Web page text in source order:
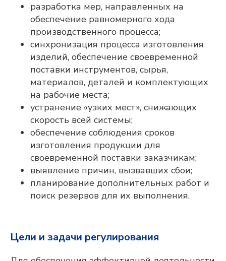
разработка мер, направленных на
обеспечение равномерного хода
производственного процесса;
синхронизация процесса изготовления
изделий, обеспечение своевременной
поставки инструментов, сырья,
материалов, деталей и комплектующих
на рабочие места;
устранение «узких мест», снижающих
скорость всей системы;
обеспечение соблюдения сроков
изготовления продукции для
своевременной поставки заказчикам;
выявление причин, вызвавших сбои;
планирование дополнительных работ и
поиск резервов для их выполнения.
Цели и задачи регулирования